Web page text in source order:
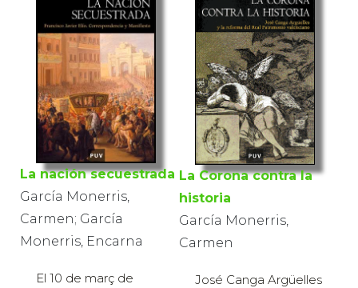
La nación secuestrada
García Monerris,
Carmen; García
Monerris, Encarna
El 10 de març de
La Corona contra la
historia
García Monerris,
Carmen
José Canga Argüelles